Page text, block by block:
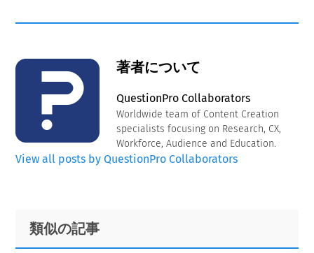
著者について
QuestionPro Collaborators
Worldwide team of Content Creation
specialists focusing on Research, CX,
Workforce, Audience and Education.
View all posts by QuestionPro Collaborators
Primary
Sidebar
Footer
類似の記事